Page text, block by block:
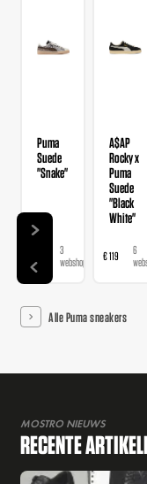
Puma
Suede
"Snake"
3
webshops
A$AP
Rocky x
Puma
Suede
"Black
White"
€ 119
6
Alle Puma sneakers
MOSTRO NIEUWS
RECENTE